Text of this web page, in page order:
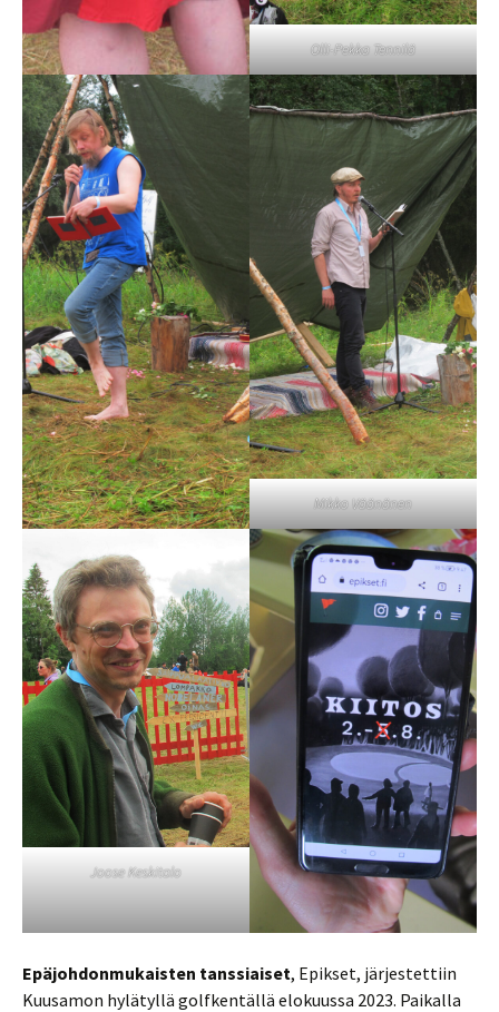
Olli-Pekka Tennilä
Mikko Väänänen
Joose Keskitalo
Epäjohdonmukaisten tanssiaiset, Epikset, järjestettiin
Kuusamon hylätyllä golfkentällä elokuussa 2023. Paikalla